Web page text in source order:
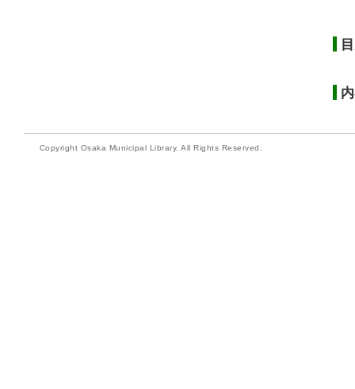
Copyright Osaka Municipal Library. All Rights Reserved.